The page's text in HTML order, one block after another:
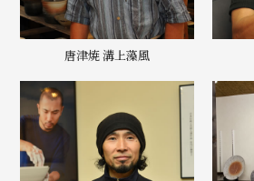
唐津焼 溝上藻風